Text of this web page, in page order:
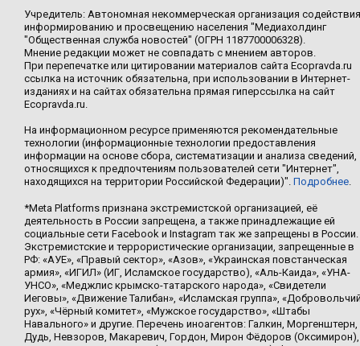
Учредитель: Автономная некоммерческая организация содействия
информированию и просвещению населения "Медиахолдинг
"Общественная служба новостей" (ОГРН 1187700006328).
Мнение редакции может не совпадать с мнением авторов.
При перепечатке или цитировании материалов сайта Ecopravda.ru
ссылка на источник обязательна, при использовании в Интернет-
изданиях и на сайтах обязательна прямая гиперссылка на сайт
Ecopravda.ru.
На информационном ресурсе применяются рекомендательные
технологии (информационные технологии предоставления
информации на основе сбора, систематизации и анализа сведений,
относящихся к предпочтениям пользователей сети "Интернет",
находящихся на территории Российской Федерации)". Подробнее.
*Meta Platforms признана экстремистской организацией, её
деятельность в России запрещена, а также принадлежащие ей
социальные сети Facebook и Instagram так же запрещены в России.
Экстремистские и террористические организации, запрещенные в
РФ: «АУЕ», «Правый сектор», «Азов», «Украинская повстанческая
армия», «ИГИЛ» (ИГ, Исламское государство), «Аль-Каида», «УНА-
УНСО», «Меджлис крымско-татарского народа», «Свидетели
Иеговы», «Движение Талибан», «Исламская группа»,
рух», «Чёрный комитет», «Мужское государство», «Штабы
Навального» и другие. Перечень иноагентов: Галкин, Моргенштерн,
Дудь, Невзоров, Макаревич, Гордон, Мирон Фёдоров (Оксимирон),